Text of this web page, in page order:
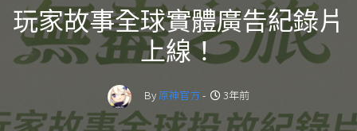
玩家故事全球實體廣告紀錄片
上線！
By原神官方- 3年前